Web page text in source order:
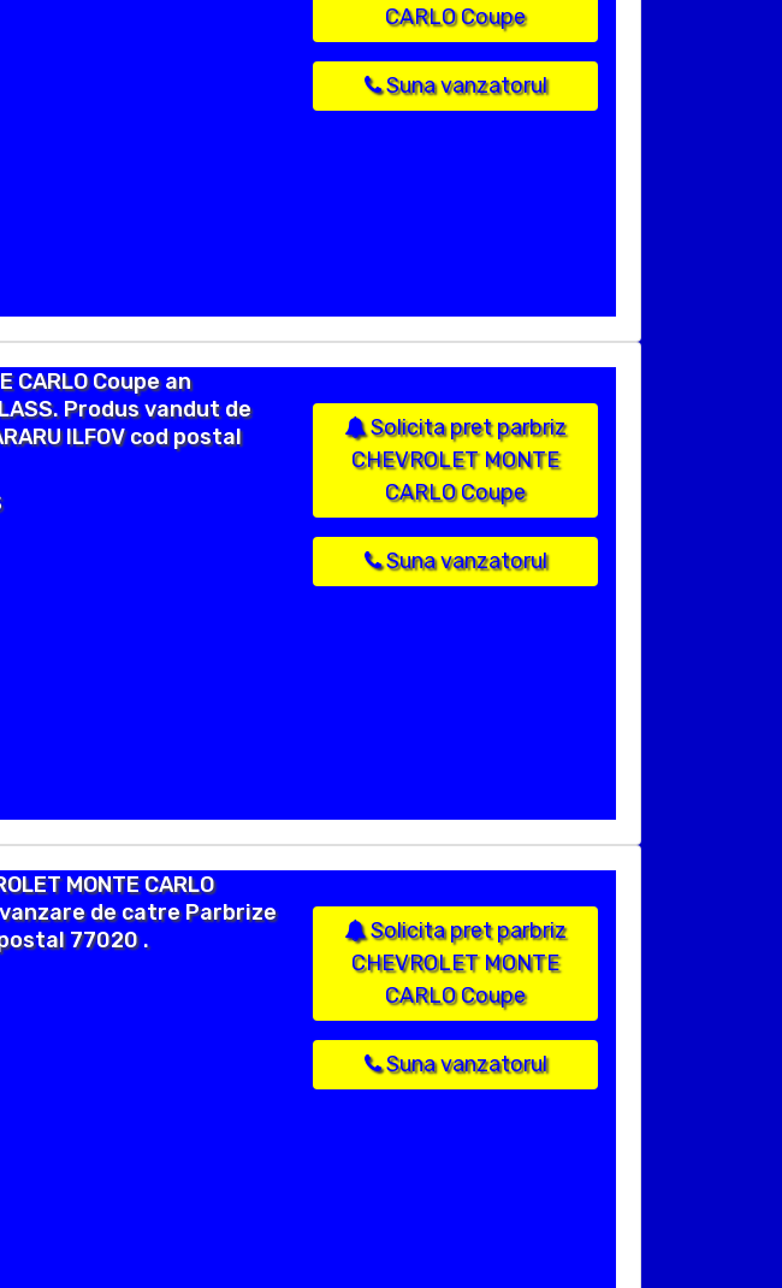
CARLO Coupe
Suna vanzatorul
CARLO Coupe an
Produs vandut de
ILFOV cod postal
Solicita pret parbriz
CHEVROLET MONTE
CARLO Coupe
Suna vanzatorul
MONTE CARLO
de catre Parbrize
postal 77020 .
Solicita pret parbriz
CHEVROLET MONTE
CARLO Coupe
Suna vanzatorul